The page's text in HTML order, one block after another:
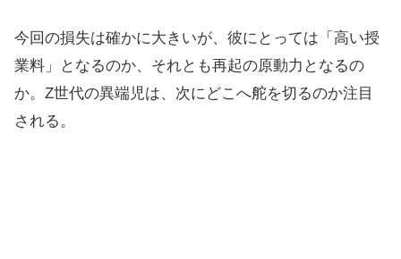
今回の損失は確かに大きいが、彼にとっては「高い授
業料」となるのか、それとも再起の原動力となるの
か。Z世代の異端児は、次にどこへ舵を切るのか注目
される。